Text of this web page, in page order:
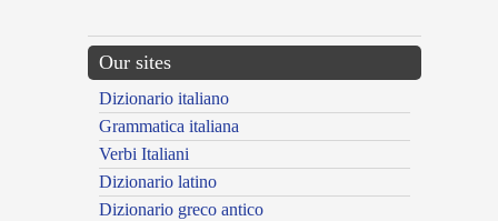
Our sites
Dizionario italiano
Grammatica italiana
Verbi Italiani
Dizionario latino
Dizionario greco antico